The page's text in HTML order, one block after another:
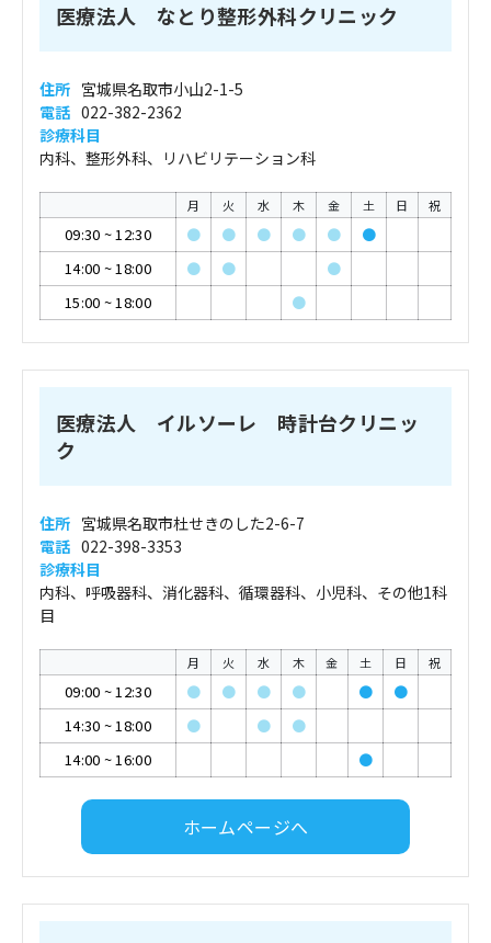
医療法人 なとり整形外科クリニック
住所 宮城県名取市小山2-1-5
電話 022-382-2362
診療科目
内科、整形外科、リハビリテーション科
月 火 水 木 金 土 日 祝
09:30 ~12:30 ● ● ● ● ●
●
14:00 ~18:00 ● ●
●
15:00 ~18:00 ●
医療法人 イルソーレ 時計台クリニッ
ク
住所 宮城県名取市杜せきのした2-6-7
電話 022-398-3353
診療科目
内科、呼吸器科、消化器科、循環器科、小児科、その他1科
目
月 火 水 木 金 土 日 祝
09:00 ~12:30 ● ● ● ● ●
●
14:30 ~18:00 ● ●
●
14:00 ~16:00 ●
ホームページへ